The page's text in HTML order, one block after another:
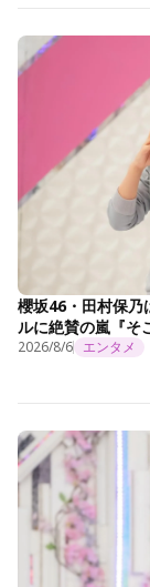
櫻坂46・田村保乃
ルに絶賛の嵐『そ
2026/8/6 エンタメ